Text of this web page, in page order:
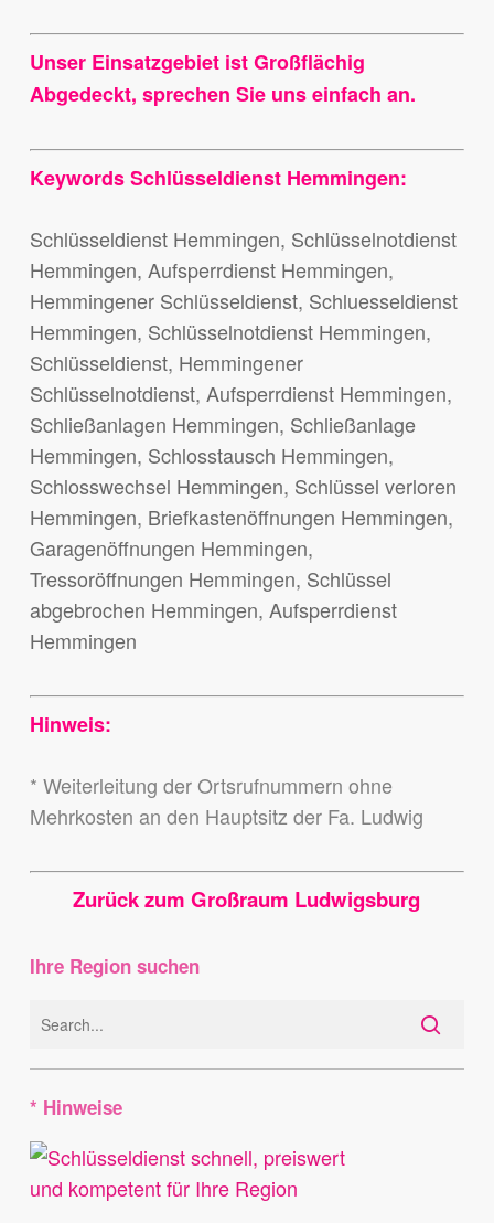
Unser Einsatzgebiet ist Großflächig
Abgedeckt, sprechen Sie uns einfach an.
Keywords Schlüsseldienst Hemmingen:
Schlüsseldienst Hemmingen, Schlüsselnotdienst
Hemmingen, Aufsperrdienst Hemmingen,
Hemmingener Schlüsseldienst, Schluesseldienst
Hemmingen, Schlüsselnotdienst Hemmingen,
Schlüsseldienst, Hemmingener
Schlüsselnotdienst, Aufsperrdienst Hemmingen,
Schließanlagen Hemmingen, Schließanlage
Hemmingen, Schlosstausch Hemmingen,
Schlosswechsel Hemmingen, Schlüssel verloren
Hemmingen, Briefkastenöffnungen Hemmingen,
Garagenöffnungen Hemmingen,
Tressoröffnungen Hemmingen, Schlüssel
abgebrochen Hemmingen, Aufsperrdienst
Hemmingen
Hinweis:
* Weiterleitung der Ortsrufnummern ohne
Mehrkosten an den Hauptsitz der Fa. Ludwig
Zurück zum Großraum Ludwigsburg
Ihre Region suchen
* Hinweise